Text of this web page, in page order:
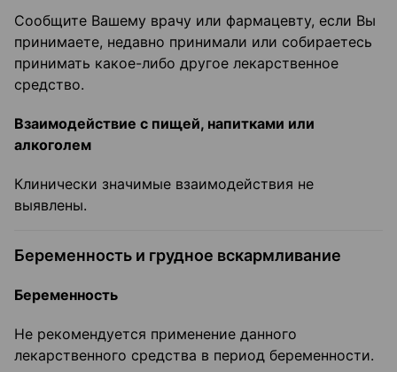
Сообщите Вашему врачу или фармацевту, если Вы
принимаете, недавно принимали или собираетесь
принимать какое-либо другое лекарственное
средство.
Взаимодействие с пищей, напитками или
алкоголем
Клинически значимые взаимодействия не
выявлены.
Беременность и грудное вскармливание
Беременность
Не рекомендуется применение данного
лекарственного средства в период беременности.